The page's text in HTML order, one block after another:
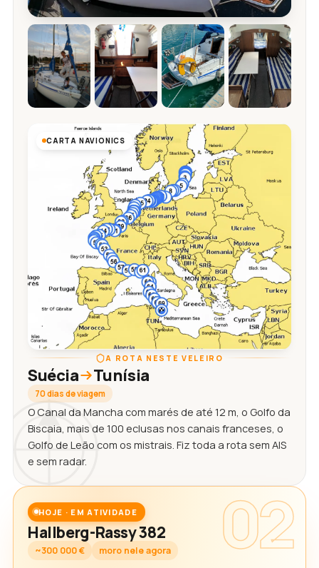
CARTA NAVIONICS
A ROTA NESTE VELEIRO
Suécia Tunísia
70 dias de viagem
O Canal da Mancha com marés de até 12 m, o Golfo da
Biscaia, mais de 100 eclusas nos canais franceses, o
Golfo de Leão com os mistrais. Fiz toda a rota sem AIS
e sem radar.
02
HOJE · EM ATIVIDADE
Hallberg-Rassy 382
~300 000 € moro nele agora